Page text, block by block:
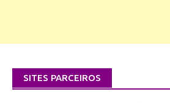
SITES PARCEIROS